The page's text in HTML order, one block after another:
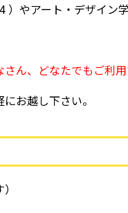
）やアート・デザイン
ん、どなたでもご利用
お越し下さい。